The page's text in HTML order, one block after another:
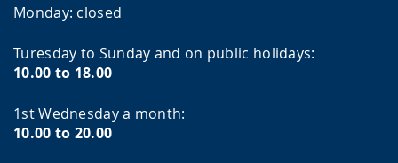
Monday: closed
Turesday to Sunday and on public holidays:
10.00 to 18.00
1st Wednesday a month:
10.00 to 20.00